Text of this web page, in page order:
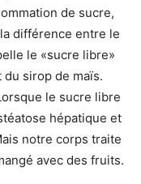
de sucre,
différence entre le
le «sucre libre»
sirop de maïs.
le sucre libre
hépatique et
notre corps traite
avec des fruits.